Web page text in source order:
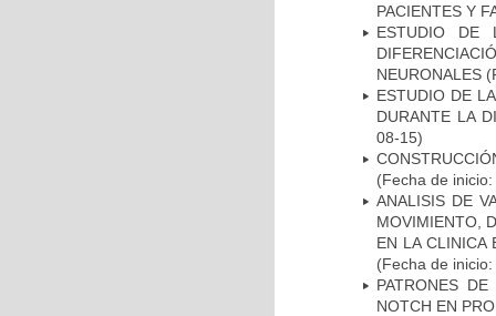
PACIENTES Y
ESTUDIO DE
NEURONALES
ESTUDIO DE
DURANTE LA
08-15)
(Fecha de
ANALISIS DE
MOVIMIENTO,
EN LA CLINICA
(Fecha de
PATRONES
NOTCH EN